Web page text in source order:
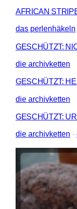
AFRICAN
das perlenhäkeln
GESCHÜTZT:
die archivketten
GESCHÜTZT:
die archivketten
GESCHÜTZT:
die archivketten ·